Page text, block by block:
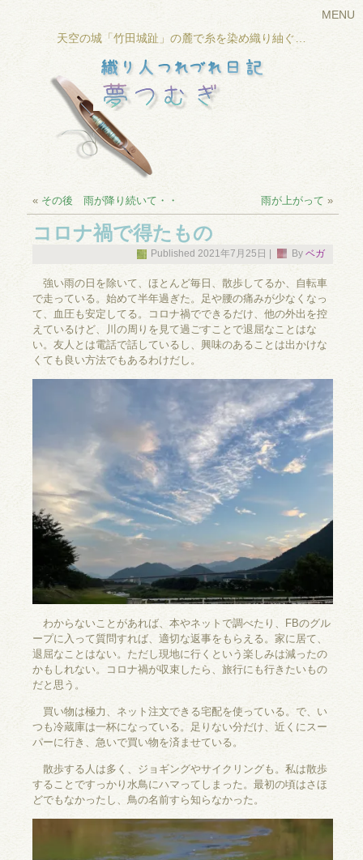
MENU
天空の城「竹田城趾」の麓で糸を染め織り紬ぐ…
« その後 雨が降り続いて・・ 雨が上がって »
コロナ禍で得たもの
Published 2021年7月25日 By ベガ
強い雨の日を除いて、ほとんど毎日、散歩してるか、自転車
で走っている。始めて半年過ぎた。足や腰の痛みが少なくなっ
て、血圧も安定してる。コロナ禍でできるだけ、他の外出を控
えているけど、川の周りを見て過ごすことで退屈なことはな
い。友人とは電話で話しているし、興味のあることは出かけな
くても良い方法でもあるわけだし。
わからないことがあれば、本やネットで調べたり、FBのグル
ープに入って質問すれば、適切な返事をもらえる。家に居て、
退屈なことはない。ただし現地に行くという楽しみは減ったの
かもしれない。コロナ禍が収束したら、旅行にも行きたいもの
だと思う。
買い物は極力、ネット注文できる宅配を使っている。で、い
つも冷蔵庫は一杯になっている。足りない分だけ、近くにスー
パーに行き、急いで買い物を済ませている。
散歩する人は多く、ジョギングやサイクリングも。私は散歩
することですっかり水鳥にハマってしまった。最初の頃はさほ
どでもなかったし、鳥の名前すら知らなかった。